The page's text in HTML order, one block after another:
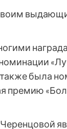
была
премию